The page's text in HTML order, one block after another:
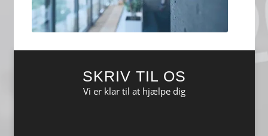
SKRIV TIL OS
Vi er klar til at hjælpe dig